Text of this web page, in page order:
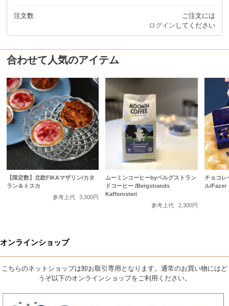
注文数
ご注文には
ログイン してください
合わせて人気のアイテム
【限定数】北欧FIKAマザリン/カタ
ラン＆トスカ
参考上代
3,300円
ムーミンコーヒーbyベルグストラン
ドコーヒー /Bergstrands
Kafferosteri
参考上代
2,300円
チョコレ
ル/Fazer
オンラインショップ
こちらのネットショップは卸お取引専用となります。通常のお買い物にはど
うぞ以下のオンラインショップをご利用ください。